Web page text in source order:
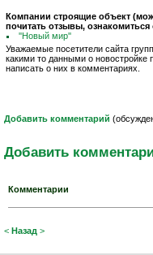
Компании строящие объект
почитать отзывы,
''Новый мир''
Уважаемые посетители сайта
какими то данными о новостройке
написать о них в комментариях.
Добавить комментарий
Добавить
Комментарии
< Назад >